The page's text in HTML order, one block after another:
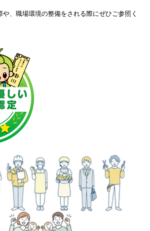
、職場環境の整備をされる際にぜひご参照く